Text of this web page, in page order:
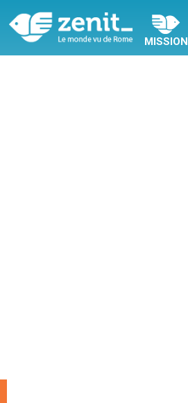
MISSION